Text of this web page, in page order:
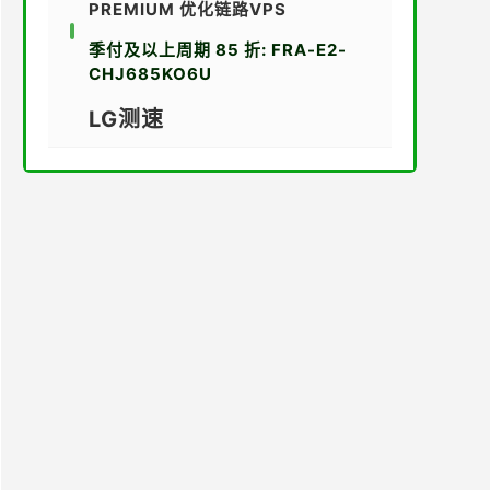
PREMIUM 优化链路VPS
季付及以上周期 85 折: FRA-E2-
CHJ685KO6U
LG测速